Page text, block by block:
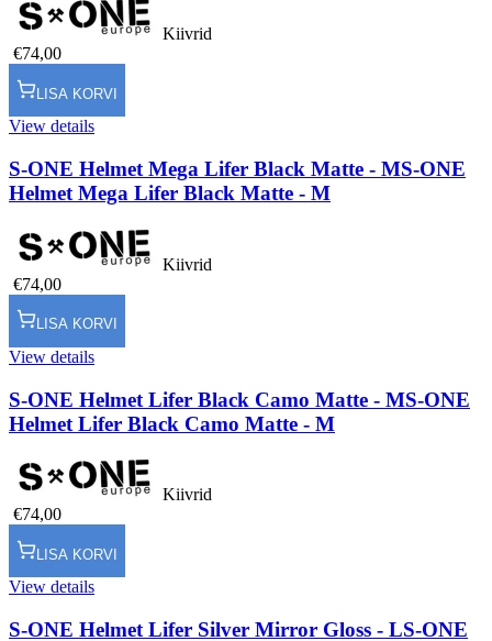
Kiivrid
€74,00
LISA KORVI
View details
S-ONE Helmet Mega Lifer Black Matte - MS-ONE
Helmet Mega Lifer Black Matte - M
Kiivrid
€74,00
LISA KORVI
View details
S-ONE Helmet Lifer Black Camo Matte - MS-ONE
Helmet Lifer Black Camo Matte - M
Kiivrid
€74,00
LISA KORVI
View details
S-ONE Helmet Lifer Silver Mirror Gloss - LS-ONE